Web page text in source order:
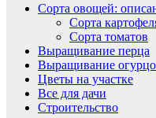
Сорта овощей:
Сорта
Сорта томатов
Выращивание перца
Выращивание
Цветы на участке
Все для дачи
Строительство